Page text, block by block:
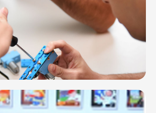
Programación y Róbotica